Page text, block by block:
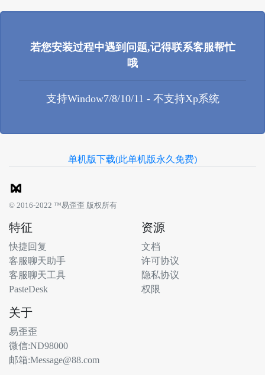
若您安装过程中遇到问题,记得联系客服帮忙
哦
支持Window7/8/10/11 - 不支持Xp系统
单机版下载(此单机版永久免费)
© 2016-2022 ™易歪歪 版权所有
特征
快捷回复
客服聊天助手
客服聊天工具
PasteDesk
资源
文档
许可协议
隐私协议
权限
关于
易歪歪
微信:ND98000
邮箱:Message@88.com